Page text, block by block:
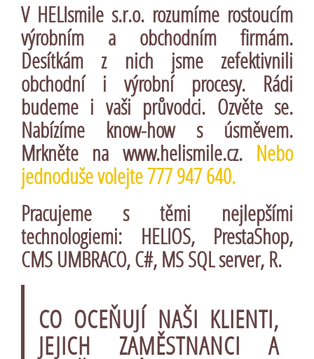
V HELIsmile s.r.o. rozumíme rostoucím
výrobním a obchodním firmám.
Desítkám z nich jsme zefektivnili
obchodní i výrobní procesy. Rádi
budeme i vaši průvodci. Ozvěte se.
Nabízíme know-how s úsměvem.
Mrkněte na www.helismile.cz. Nebo
jednoduše volejte 777 947 640.
Pracujeme s těmi nejlepšími
technologiemi: HELIOS, PrestaShop,
CMS UMBRACO,C#, MS SQL server, R.
CO OCEŇUJÍ NAŠI KLIENTI,
JEJICH ZAMĚSTNANCI A